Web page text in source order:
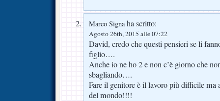
Marco Signaha scritto:
Agosto 26th, 2015 alle 07:22
David, credo che questi pensieri se li
figlio….
Anche io ne ho 2 e non c’è giorno che
sbagliando….
Fare il genitore è il lavoro più difficile ma
del mondo!!!!